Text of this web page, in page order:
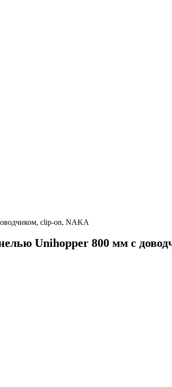
clip-on, NAKA
Unihopper 800 мм c